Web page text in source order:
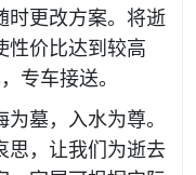
时更改方案。将逝
性价比达到较高
专车接送。
墓，入水为尊。
思，让我们为逝去